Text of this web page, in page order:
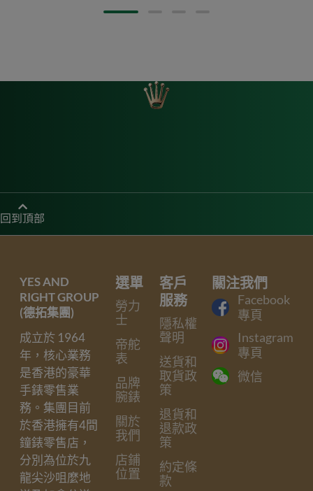
回到頂部
選單
勞力
士
帝舵
表
品牌
腕錶
關於
我們
店鋪
位置
客戶
服務
隱私權
聲明
送貨和
取貨政
策
退貨和
退款政
策
約定條
款
關注我們
Facebook
專頁
Instagram
專頁
微信
YES AND
RIGHT GROUP
(德拓集團)
成立於 1964
年，核心業務
是香港的豪華
手錶零售業
務。集團目前
於香港擁有4間
鐘錶零售店，
分別為位於九
龍尖沙咀麼地